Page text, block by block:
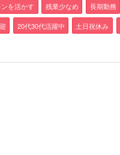
を活かす 残業少なめ 長期勤務
20代30代活躍中 土日祝休み